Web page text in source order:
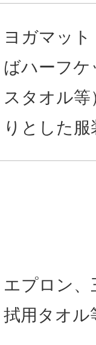
ヨガマッ
ばハーフ
スタオル
りとした服
エプロン、
拭用タオル